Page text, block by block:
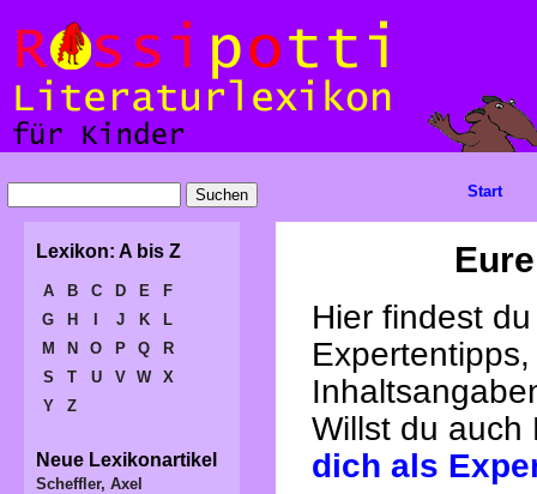
Hier findest
Willst du
dich als
Start
Lexikon: A bis Z
A B C D E
F
G
H J K
L
M
N O P Q
R
S
T U V W
X
Y
Z
Neue Lexikonartikel
Scheffler, Axel